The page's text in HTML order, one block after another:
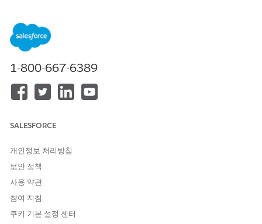
임상 측정 기준 레코드 만들기:
혈압 임상 측정에는 환자 연령 범위, 기존의 필수 고혈압 진단, 측정
기간 동안의 특정 혈압 관찰과 같은 세 가지 기준이 포함됩니다. 세
참조 레코드 유형으로
Measure Criteria Group
드를 검색하여 선택합니다.
기준 유형을 선택합니다.
경우에 따라 기준 코드를 선택합니다. 이는 코드 집합 또는 코드
1-800-667-6389
SALESFORCE
개인정보 처리방침
보안 정책
사용 약관
참여 지침
쿠키 기본 설정 센터